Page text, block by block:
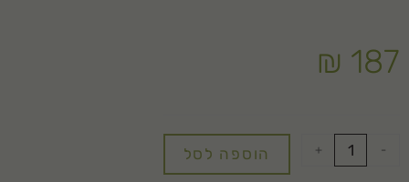
₪ 187
-
+ הוספה לסל